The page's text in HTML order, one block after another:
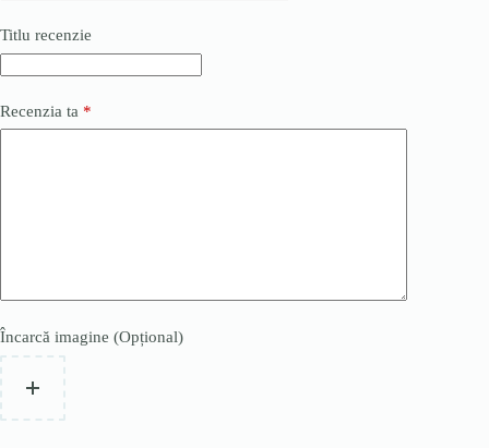
Titlu recenzie
Recenzia ta *
Încarcă imagine (Opțional)